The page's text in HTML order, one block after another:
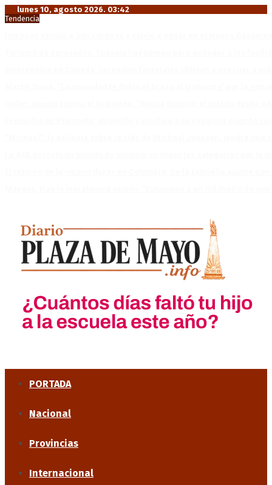
lunes 10, agosto 2026. 03:42
Tendencia
PORTADA
Nacional
Provincias
Internacional